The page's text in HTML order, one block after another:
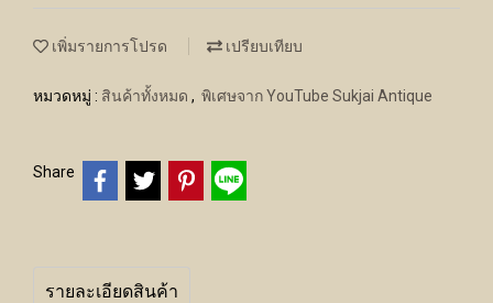
เพิ่มรายการโปรด เปรียบเทียบ
หมวดหมู่ : สินค้าทั้งหมด , พิเศษจาก YouTube Sukjai Antique
Share
รายละเอียดสินค้า